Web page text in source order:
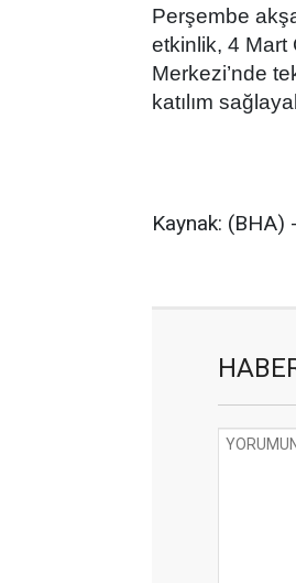
Perşembe
etkinlik, 4 Mart
Merkezi’nde
katılım
Kaynak: (BHA)